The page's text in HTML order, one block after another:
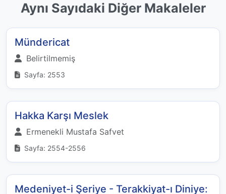
Aynı Sayıdaki Diğer Makaleler
Mündericat
Belirtilmemiş
Sayfa: 2553
Hakka Karşı Meslek
Ermenekli Mustafa Safvet
Sayfa: 2554-2556
Medeniyet-i Şeriye - Terakkiyat-ı Diniye: